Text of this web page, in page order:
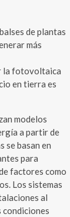
de plantas
más
la fotovoltaica
en tierra es
modelos
a partir de
se basan en
para
factores como
Los sistemas
al
condiciones